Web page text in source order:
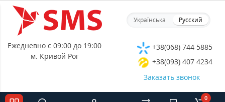
Українська Русский
Ежедневно с 09:00 до 19:00
м. Кривой Рог
+38(068) 744 5885
+38(093) 407 4234
Заказать звонок
0